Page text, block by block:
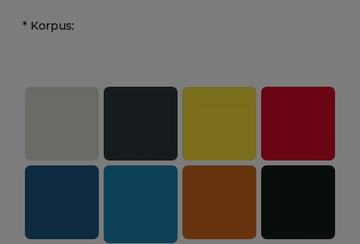
* Korpus: